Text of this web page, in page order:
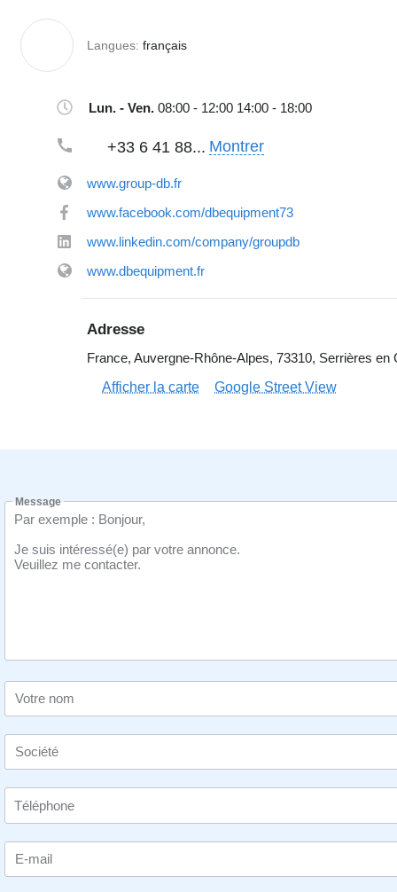
Langues: français
Lun. - Ven. 08:00 - 12:00 14:00 - 18:00
+33 6 41 88... Montrer
www.group-db.fr
www.facebook.com/dbequipment73
www.linkedin.com/company/groupdb
www.dbequipment.fr
Adresse
France, Auvergne-Rhône-Alpes, 73310, Serrières
Afficher la carte
Google Street View
Votre nom
Société
E-mail
Message